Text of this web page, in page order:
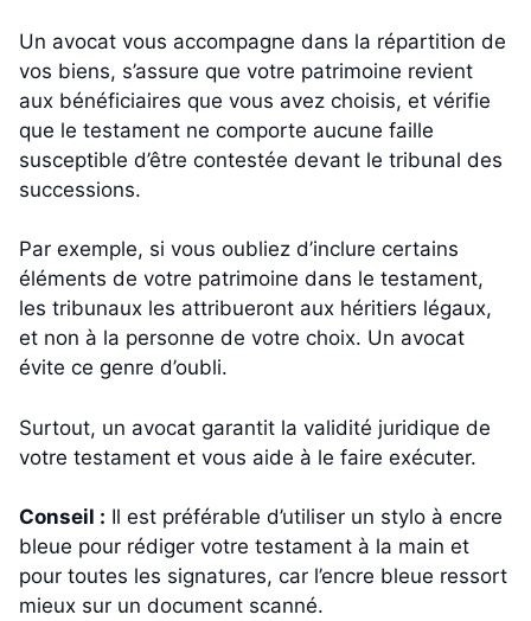
Un avocat vous accompagne dans la répartition de
vos biens, s’assure que votre patrimoine revient
aux bénéficiaires que vous avez choisis, et vérifie
que le testament ne comporte aucune faille
susceptible d’être contestée devant le tribunal des
successions.
Par exemple, si vous oubliez d’inclure certains
éléments de votre patrimoine dans le testament,
les tribunaux les attribueront aux héritiers légaux,
et non à la personne de votre choix. Un avocat
évite ce genre d’oubli.
Surtout, un avocat garantit la validité juridique de
votre testament et vous aide à le faire exécuter.
Conseil : Il est préférable d’utiliser un stylo à encre
bleue pour rédiger votre testament à la main et
pour toutes les signatures, car l’encre bleue ressort
mieux sur un document scanné.